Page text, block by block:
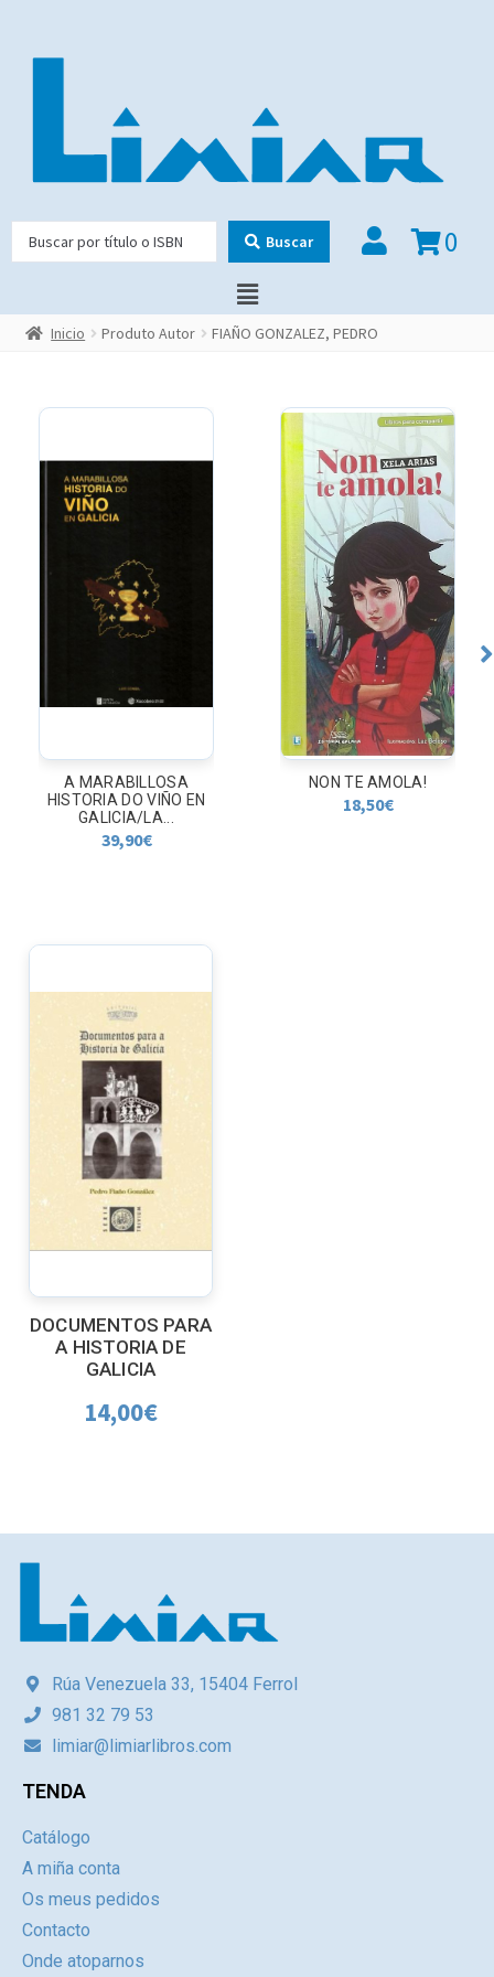
Buscar 0
Inicio Produto Autor FIAÑO GONZALEZ, PEDRO
A MARABILLOSA
HISTORIA DO VIÑO EN
GALICIA/LA...
39,90€
NON TE AMOLA!
18,50€
DOCUMENTOS PARA
A HISTORIA DE
GALICIA
14,00€
Rúa Venezuela 33, 15404 Ferrol
981 32 79 53
limiar@limiarlibros.com
TENDA
Catálogo
A miña conta
Os meus pedidos
Contacto
Onde atoparnos